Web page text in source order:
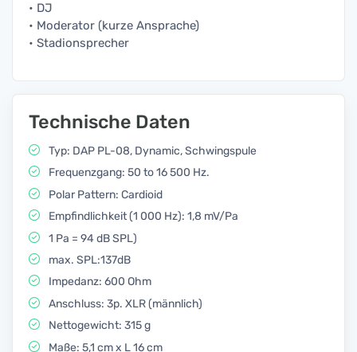
• DJ
• Moderator (kurze Ansprache)
• Stadionsprecher
Technische Daten
Typ: DAP PL-08, Dynamic, Schwingspule
Frequenzgang: 50 to 16 500 Hz.
Polar Pattern: Cardioid
Empfindlichkeit (1 000 Hz): 1,8 mV/Pa
1 Pa = 94 dB SPL)
max. SPL:137dB
Impedanz: 600 Ohm
Anschluss: 3p. XLR (männlich)
Nettogewicht: 315 g
Maße: 5,1 cm x L 16 cm